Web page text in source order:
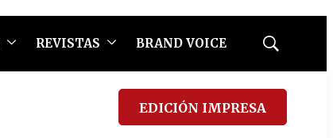
REVISTAS BRAND VOICE
Mostrar
EDICIÓN IMPRESA